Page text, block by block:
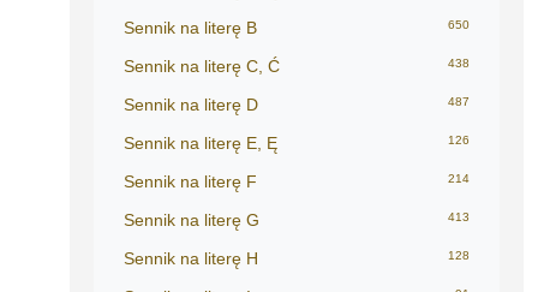
Sennik na literę B 650
Sennik na literę C, Ć 438
Sennik na literę D 487
Sennik na literę E, Ę 126
Sennik na literę F 214
Sennik na literę G 413
Sennik na literę H 128